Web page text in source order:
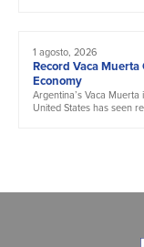
1 agosto, 2026
Record Vaca
Economy
Argentina’s Vaca
United States has seen